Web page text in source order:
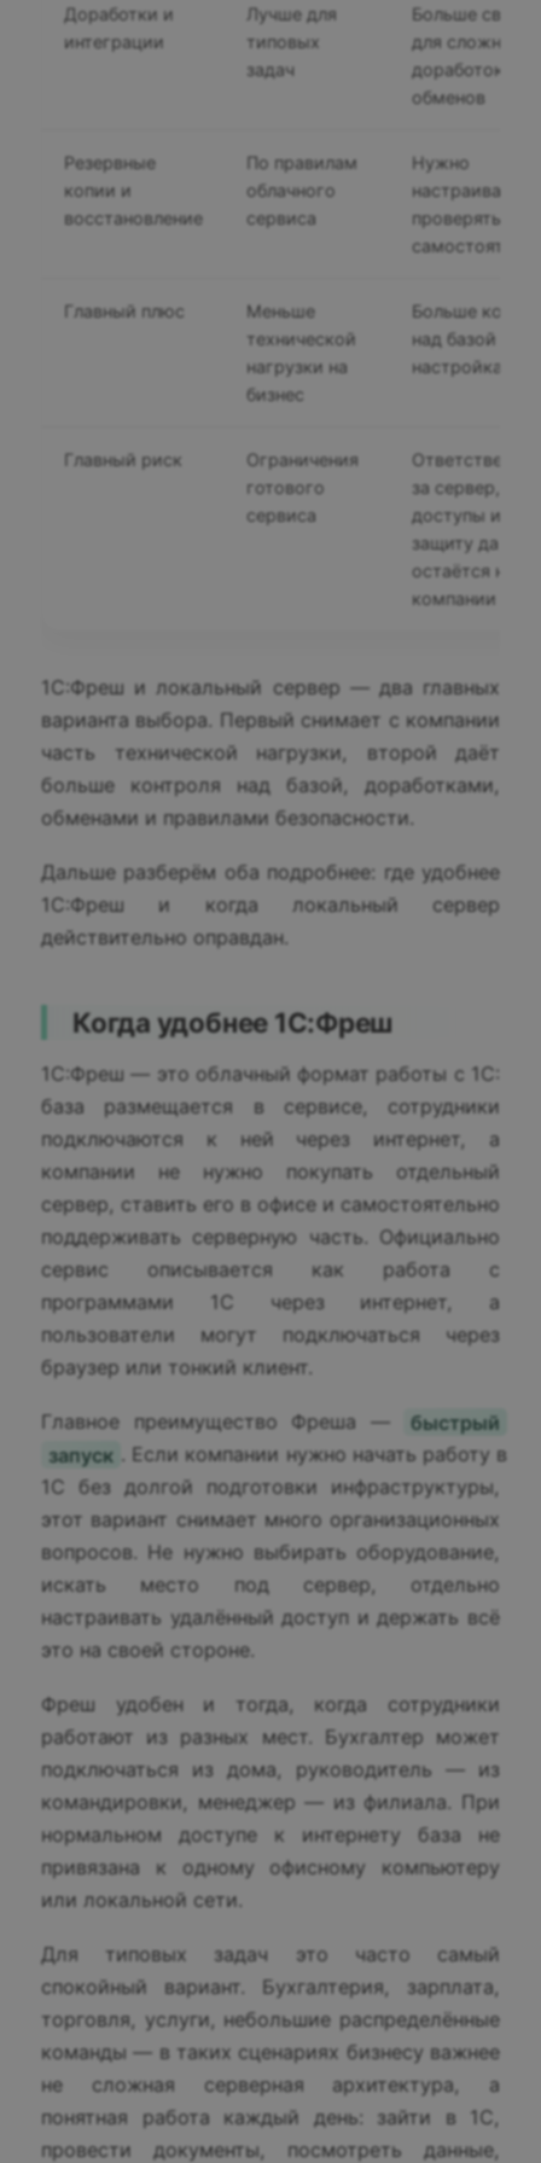
Доработки и
интеграции
Лучше для
типовых
задач
Больше
для сложных
доработок и
обменов
Резервные
копии и
восстановление
По правилам
облачного
сервиса
Нужно
настраивать и
проверять
Главный плюс
Меньше
технической
нагрузки на
бизнес
Больше
над базой и
настройками
Главный риск
Ограничения
готового
сервиса
за сервер,
доступы и
защиту данных
остаётся на
компании
1С:Фреш и локальный сервер — два главных
варианта выбора. Первый снимает с компании
часть технической нагрузки, второй даёт
больше контроля над базой, доработками,
обменами и правилами безопасности.
Дальше разберём оба подробнее: где удобнее
1С:Фреш и когда локальный сервер
действительно оправдан.
Когда удобнее 1С:Фреш
1С:Фреш — это облачный формат работы с 1С:
база размещается в сервисе, сотрудники
подключаются к ней через интернет, а
компании не нужно покупать отдельный
сервер, ставить его в офисе и самостоятельно
поддерживать серверную часть. Официально
сервис описывается как работа с
программами 1С через интернет, а
пользователи могут подключаться через
браузер или тонкий клиент.
Главное преимущество Фреша —
быстрый
запуск . Если компании нужно начать работу в
1С без долгой подготовки инфраструктуры,
этот вариант снимает много организационных
вопросов. Не нужно выбирать оборудование,
искать место под сервер, отдельно
настраивать удалённый доступ и держать всё
это на своей стороне.
Фреш удобен и тогда, когда сотрудники
работают из разных мест. Бухгалтер может
подключаться из дома, руководитель — из
командировки, менеджер — из филиала. При
нормальном доступе к интернету база не
привязана к одному офисному компьютеру
или локальной сети.
Для типовых задач это часто самый
спокойный вариант. Бухгалтерия, зарплата,
торговля, услуги, небольшие распределённые
команды — в таких сценариях бизнесу важнее
не сложная серверная архитектура, а
понятная работа каждый день: зайти в 1С,
провести документы, посмотреть данные,